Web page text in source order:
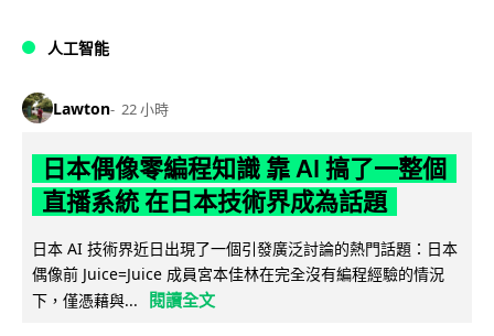
人工智能
Lawton 22 小時
日本偶像零編程知識 靠 AI 搞了一整個
直播系統 在日本技術界成為話題
日本 AI 技術界近日出現了一個引發廣泛討論的熱門話題：日本
偶像前 Juice=Juice 成員宮本佳林在完全沒有編程經驗的情況
下，僅憑藉與...
閱讀全文